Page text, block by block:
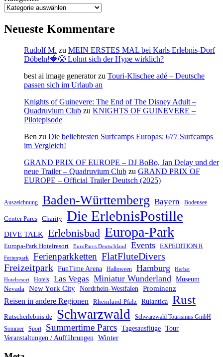
Neueste Kommentare
Rudolf M. zu MEIN ERSTES MAL bei Karls Erlebnis-Dorf
Döbeln!🍓😱 Lohnt sich der Hype wirklich?
best ai image generatorzu Touri-Klischee adé – Deutsche
passen sich im Urlaub an
Knights of Guinevere: The End of The Disney Adult –
Quadruvium Club zu KNIGHTS OF GUINEVERE –
Pilotepisode
Ben zu Die beliebtesten Surfcamps Europas: 677 Surfcamps
im Vergleich!
GRAND PRIX OF EUROPE – DJ BoBo, Jan Delay und der
neue Trailer – Quadruvium Club zu GRAND PRIX OF
EUROPE – Official Trailer Deutsch (2025)
Auszeichnung Baden-Württemberg Bayern Bodensee
Center Parcs Charity Die ErlebnisPostille
DIVE TALK Erlebnisbad Europa-Park
Europa-Park Hotelresort EuroParcs Deutschland Events EXPEDITION R
Ferienpark Ferienparkketten FlatFluteDivers
Freizeitpark FunTime Arena Halloween Hamburg Herbst
Hotelresort Hotels Las Vegas Miniatur Wunderland Museum
Nevada New York City Nordrhein-Westfalen
Prominenz
Reisen in andere Regionen
Rheinland-Pfalz Rulantica Rust
Rutscherlebnis.de Schwarzwald
Schwarzwald Tourismus GmbH
Sommer
Sport Summertime Parcs Tagesausflüge Tour
Veranstaltungen / Aufführungen
Winter